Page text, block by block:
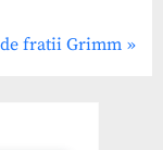
fratii Grimm